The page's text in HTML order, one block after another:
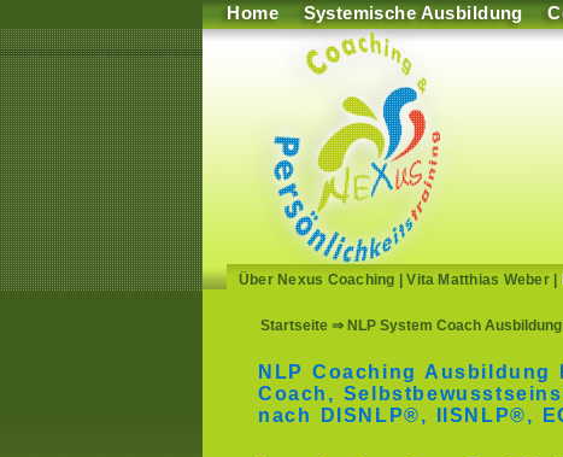
Home Systemische Ausbildung
Über Nexus Coaching |Vita Matthias Weber|
Startseite ⇒ NLP System Coach
NLP Coaching Ausbildung
Coach,
nach DISNLP®, IISNLP®,